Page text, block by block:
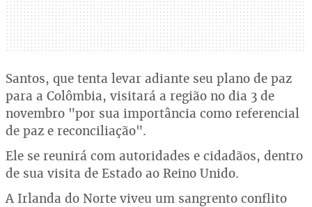
Santos, que tenta levar adiante seu plano de paz
para a Colômbia, visitará a região no dia 3 de
novembro "por sua importância como referencial
de paz e reconciliação".
Ele se reunirá com autoridades e cidadãos, dentro
de sua visita de Estado ao Reino Unido.
A Irlanda do Norte viveu um sangrento conflito